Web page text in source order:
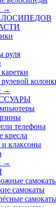
→
руля
→
телефона
кресла
и клаксоны
→
самокаты